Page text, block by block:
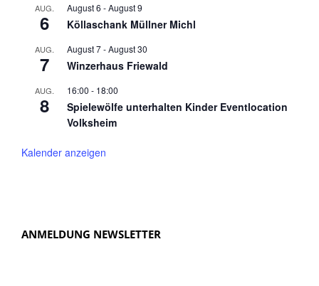
AUG.
6
August 6 -August 9
Köllaschank Müllner Michl
AUG.
7
August 7-August 30
Winzerhaus Friewald
AUG.
8
16:00 - 18:00
Spielewölfe unterhalten Kinder Eventlocation
Volksheim
Kalender anzeigen
ANMELDUNG NEWSLETTER